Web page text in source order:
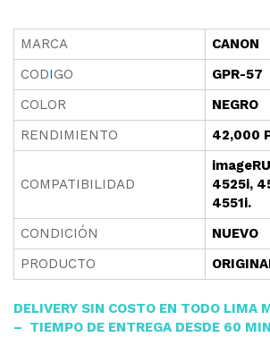
MARCA
CANON
CODIGO
GPR-57
COLOR
NEGRO
RENDIMIENTO
42,000
COMPATIBILIDAD
4525i,
4551i.
CONDICIÓN
NUEVO
PRODUCTO
DELIVERY SIN COSTO EN TODO LIMA
– TIEMPO DE ENTREGA DESDE 60